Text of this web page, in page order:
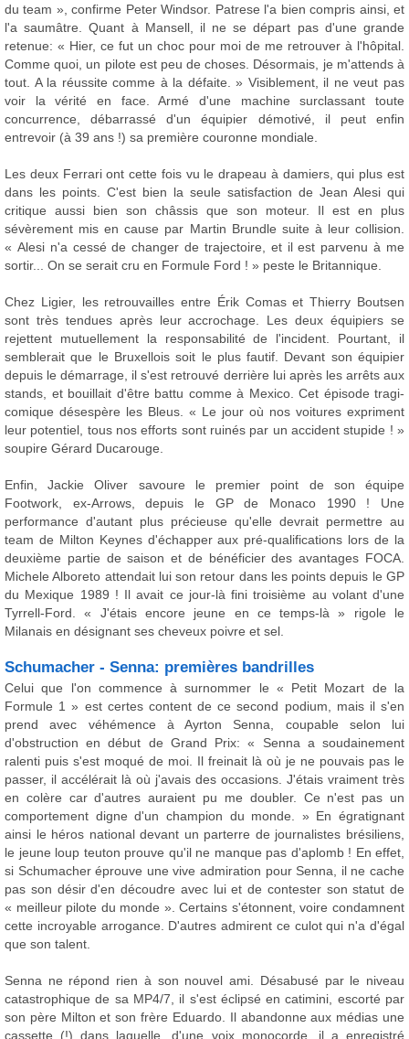
du team », confirme Peter Windsor. Patrese l'a bien compris ainsi, et
l'a saumâtre. Quant à Mansell, il ne se départ pas d'une grande
retenue: « Hier, ce fut un choc pour moi de me retrouver à l'hôpital.
Comme quoi, un pilote est peu de choses. Désormais, je m'attends à
tout. A la réussite comme à la défaite. » Visiblement, il ne veut pas
voir la vérité en face. Armé d'une machine surclassant toute
concurrence, débarrassé d'un équipier démotivé, il peut enfin
entrevoir (à 39 ans !) sa première couronne mondiale.
Les deux Ferrari ont cette fois vu le drapeau à damiers, qui plus est
dans les points. C'est bien la seule satisfaction de Jean Alesi qui
critique aussi bien son châssis que son moteur. Il est en plus
sévèrement mis en cause par Martin Brundle suite à leur collision.
« Alesi n'a cessé de changer de trajectoire, et il est parvenu à me
sortir... On se serait cru en Formule Ford ! » peste le Britannique.
Chez Ligier, les retrouvailles entre Érik Comas et Thierry Boutsen
sont très tendues après leur accrochage. Les deux équipiers se
rejettent mutuellement la responsabilité de l'incident. Pourtant, il
semblerait que le Bruxellois soit le plus fautif. Devant son équipier
depuis le démarrage, il s'est retrouvé derrière lui après les arrêts aux
stands, et bouillait d'être battu comme à Mexico. Cet épisode tragi-
comique désespère les Bleus. « Le jour où nos voitures expriment
leur potentiel, tous nos efforts sont ruinés par un accident stupide ! »
soupire Gérard Ducarouge.
Enfin, Jackie Oliver savoure le premier point de son équipe
Footwork, ex-Arrows, depuis le GP de Monaco 1990 ! Une
performance d'autant plus précieuse qu'elle devrait permettre au
team de Milton Keynes d'échapper aux pré-qualifications lors de la
deuxième partie de saison et de bénéficier des avantages FOCA.
Michele Alboreto attendait lui son retour dans les points depuis le GP
du Mexique 1989 ! Il avait ce jour-là fini troisième au volant d'une
Tyrrell-Ford. « J'étais encore jeune en ce temps-là » rigole le
Milanais en désignant ses cheveux poivre et sel.
Schumacher - Senna: premières bandrilles
Celui que l'on commence à surnommer le « Petit Mozart de la
Formule 1 » est certes content de ce second podium, mais il s'en
prend avec véhémence à Ayrton Senna, coupable selon lui
d'obstruction en début de Grand Prix: « Senna a soudainement
ralenti puis s'est moqué de moi. Il freinait là où je ne pouvais pas le
passer, il accélérait là où j'avais des occasions. J'étais vraiment très
en colère car d'autres auraient pu me doubler. Ce n'est pas un
comportement digne d'un champion du monde. » En égratignant
ainsi le héros national devant un parterre de journalistes brésiliens,
le jeune loup teuton prouve qu'il ne manque pas d'aplomb ! En effet,
si Schumacher éprouve une vive admiration pour Senna, il ne cache
pas son désir d'en découdre avec lui et de contester son statut de
« meilleur pilote du monde ». Certains s'étonnent, voire condamnent
cette incroyable arrogance. D'autres admirent ce culot qui n'a d'égal
que son talent.
Senna ne répond rien à son nouvel ami. Désabusé par le niveau
catastrophique de sa MP4/7, il s'est éclipsé en catimini, escorté par
son père Milton et son frère Eduardo. Il abandonne aux médias une
cassette (!) dans laquelle, d'une voix monocorde, il a enregistré